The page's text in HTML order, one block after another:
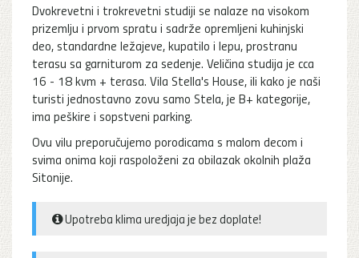
Dvokrevetni i trokrevetni studiji se nalaze na visokom
prizemlju i prvom spratu i sadrže opremljeni kuhinjski
deo, standardne ležajeve, kupatilo i lepu, prostranu
terasu sa garniturom za sedenje. Veličina studija je cca
16 - 18 kvm + terasa. Vila Stella's House, ili kako je naši
turisti jednostavno zovu samo Stela, je B+ kategorije,
ima peškire i sopstveni parking.
Ovu vilu preporučujemo porodicama s malom decom i
svima onima koji raspoloženi za obilazak okolnih plaža
Sitonije.
Upotreba klima uredjaja je bez doplate!